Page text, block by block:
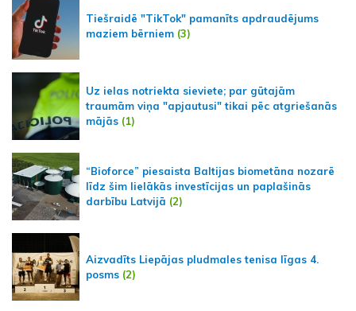
Tiešraidē "TikTok" pamanīts apdraudējums
maziem bērniem (3)
Uz ielas notriekta sieviete; par gūtajām
traumām viņa "apjautusi" tikai pēc atgriešanās
mājās (1)
“Bioforce” piesaista Baltijas biometāna nozarē
līdz šim lielākās investīcijas un paplašinās
darbību Latvijā (2)
Aizvadīts Liepājas pludmales tenisa līgas 4.
posms (2)